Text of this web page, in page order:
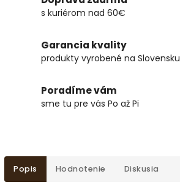
s kuriérom nad 60€
Garancia kvality
produkty vyrobené na Slovensku
Poradíme vám
sme tu pre vás Po až Pi
Popis Hodnotenie Diskusia